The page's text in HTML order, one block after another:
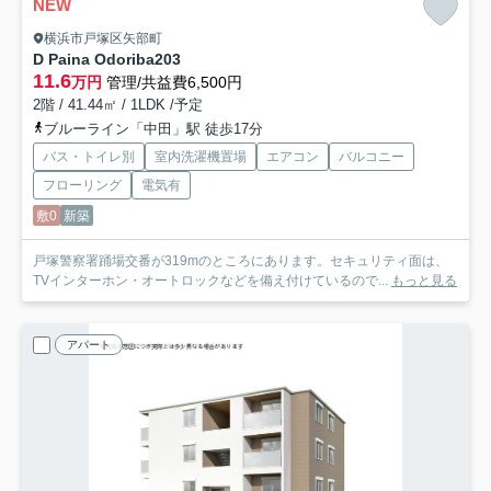
NEW
横浜市戸塚区矢部町
D Paina Odoriba203
11.6万円 管理/共益費6,500円
2階 / 41.44㎡ / 1LDK /予定
ブルーライン「中田」駅 徒歩17分
バス・トイレ別 室内洗濯機置場 エアコン
バルコニー
フローリング
電気有
敷0 新築
戸塚警察署踊場交番が319mのところにあります。セキュリティ面は、
TVインターホン・オートロックなどを備え付けているので... もっと見る
アパート